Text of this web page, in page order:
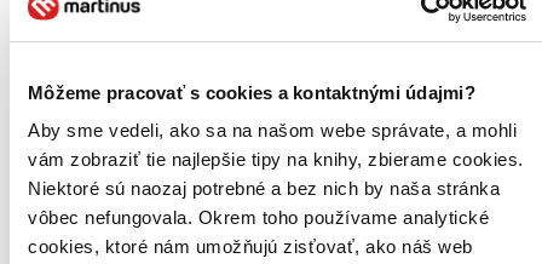
Môžeme pracovať s cookies a kontaktnými údajmi?
Aby sme vedeli, ako sa na našom webe správate, a mohli
vám zobraziť tie najlepšie tipy na knihy, zbierame cookies.
Niektoré sú naozaj potrebné a bez nich by naša stránka
vôbec nefungovala. Okrem toho používame analytické
cookies, ktoré nám umožňujú zisťovať, ako náš web
Madeline Millerová (18 titulov)
Madeline Millerová18
Sue Lynn Tan (11 titulov)Sue Lynn Tan11
Natalie Haynes (9 titulov) Natalie Haynes9
Genevieve Gornichec (9 titulov)
Genevieve Gornichec
Susan Stokes-Chapman (8 titulov)Susan Stokes-
Chapman8
Yangsze Choo (6 titulov)
Yangsze Choo
Joseph Campbell (5 titulov)
Joseph Campbell
Margaret Atwood (4 tituly)Margaret Atwood4
Noah Charney (4 tituly)Noah Charney4